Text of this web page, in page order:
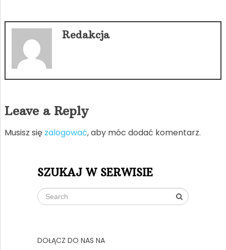
Redakcja
Leave a Reply
Musisz się zalogować, aby móc dodać komentarz.
SZUKAJ W SERWISIE
DOŁĄCZ DO NAS NA